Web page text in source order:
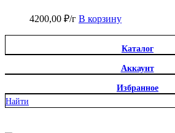
4200,00 ₽/г В корзину
Каталог
Аккаунт
Избранное
Найти